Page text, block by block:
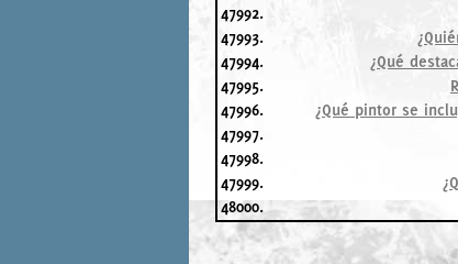
47992.
47993.
47994.
¿Qué
47995.
47996.
¿Qué pintor se
47997.
47998.
47999.
48000.